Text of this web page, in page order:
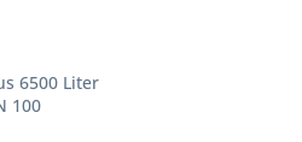
6500 Liter
100